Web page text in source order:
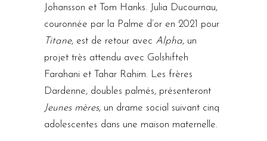
Johansson et Tom Hanks. Julia Ducournau,
couronnée par la Palme d’or en 2021 pour
Titane, est de retour avec Alpha, un
projet très attendu avec Golshifteh
Farahani et Tahar Rahim. Les frères
Dardenne, doubles palmés, présenteront
Jeunes mères, un drame social suivant cinq
adolescentes dans une maison maternelle.